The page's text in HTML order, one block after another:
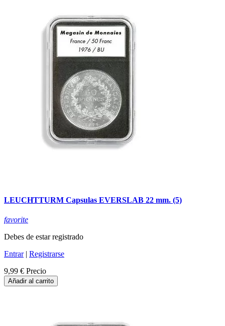
LEUCHTTURM Capsulas EVERSLAB 22 mm. (5)
favorite
Debes de estar registrado
Entrar| Registrarse
9,99 € Precio
Añadir al carrito